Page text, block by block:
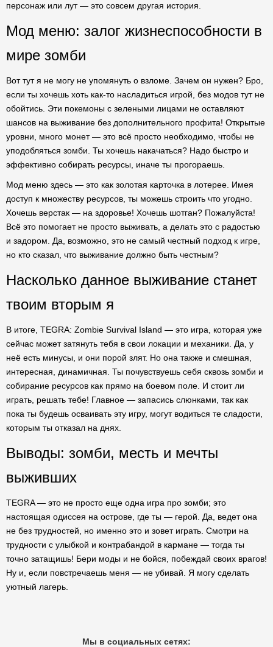
персонаж или лут — это совсем другая история.
Мод меню: залог жизнеспособности в
мире зомби
Вот тут я не могу не упомянуть о взломе. Зачем он нужен? Бро,
если ты хочешь хоть как-то насладиться игрой, без модов тут не
обойтись. Эти покемоны с зелеными лицами не оставляют
шансов на выживание без дополнительного профита! Открытые
уровни, много монет — это всё просто необходимо, чтобы не
уподобляться зомби. Ты хочешь накачаться? Надо быстро и
эффективно собирать ресурсы, иначе ты прогораешь.
Мод меню здесь — это как золотая карточка в лотерее. Имея
доступ к множеству ресурсов, ты можешь строить что угодно.
Хочешь верстак — на здоровье! Хочешь шотган? Пожалуйста!
Всё это помогает не просто выживать, а делать это с радостью
и задором. Да, возможно, это не самый честный подход к игре,
но кто сказал, что выживание должно быть честным?
Насколько данное выживание станет
твоим вторым я
В итоге, TEGRA: Zombie Survival Island — это игра, которая уже
сейчас может затянуть тебя в свои локации и механики. Да, у
неё есть минусы, и они порой злят. Но она также и смешная,
интересная, динамичная. Ты почувствуешь себя сквозь зомби и
собирание ресурсов как прямо на боевом поле. И стоит ли
играть, решать тебе! Главное — запасись слюнками, так как
пока ты будешь осваивать эту игру, могут водиться те сладости,
которым ты отказал на днях.
Выводы: зомби, месть и мечты
выживших
TEGRA — это не просто еще одна игра про зомби; это
настоящая одиссея на острове, где ты — герой. Да, ведет она
не без трудностей, но именно это и зовет играть. Смотри на
трудности с улыбкой и контрабандой в кармане — тогда ты
точно затащишь! Бери моды и не бойся, побеждай своих врагов!
Ну и, если повстречаешь меня — не убивай. Я могу сделать
уютный лагерь.
Мы в социальных сетях: